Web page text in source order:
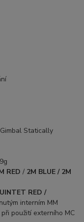
Statically
RED / 2M BLUE / 2M
RED /
interním MM
použití externího MC